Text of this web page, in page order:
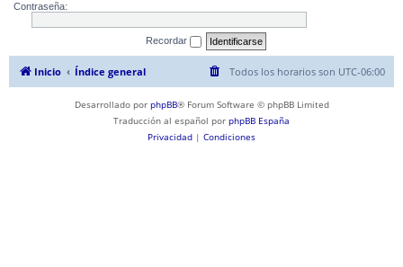
Contraseña:
Recordar
Inicio Índice general Todos los horarios son UTC-06:00
Desarrollado por phpBB® Forum Software © phpBB Limited
Traducción al español por phpBB España
Privacidad | Condiciones